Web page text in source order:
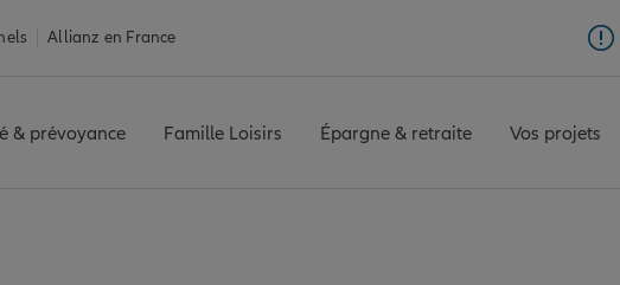
Allianz en France
& prévoyance Famille Loisirs Épargne & retraite Vos projets